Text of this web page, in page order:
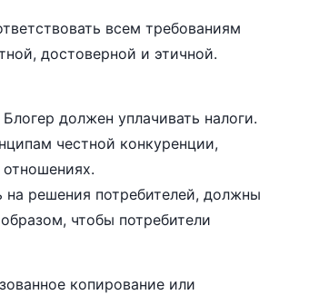
всем требованиям
достоверной и этичной.
должен уплачивать налоги.
честной конкуренции,
решения потребителей, должны
чтобы потребители
копирование или